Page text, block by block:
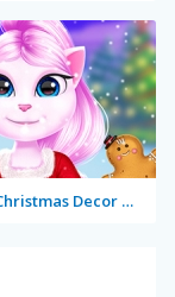
Cat Girl: Christmas Decor Game